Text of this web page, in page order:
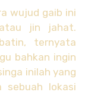
wujud gaib ini
jin jahat.
ternyata
bahkan ingin
inilah yang
sebuah lokasi